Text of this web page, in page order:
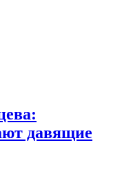
давящие